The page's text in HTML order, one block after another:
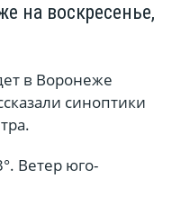
на воскресенье,
в Воронеже
синоптики
Ветер юго-